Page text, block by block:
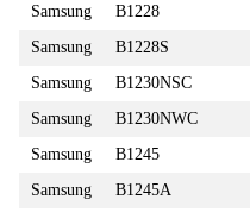
Samsung
B1228
Samsung
B1228S
Samsung
B1230NSC
Samsung
B1230NWC
Samsung
B1245
Samsung
B1245A